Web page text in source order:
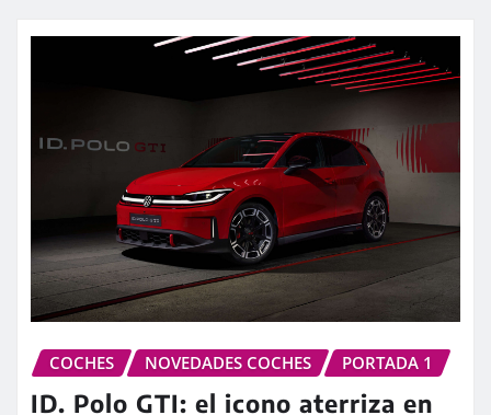
COCHES NOVEDADES COCHES PORTADA 1
ID. Polo GTI: el icono aterriza en